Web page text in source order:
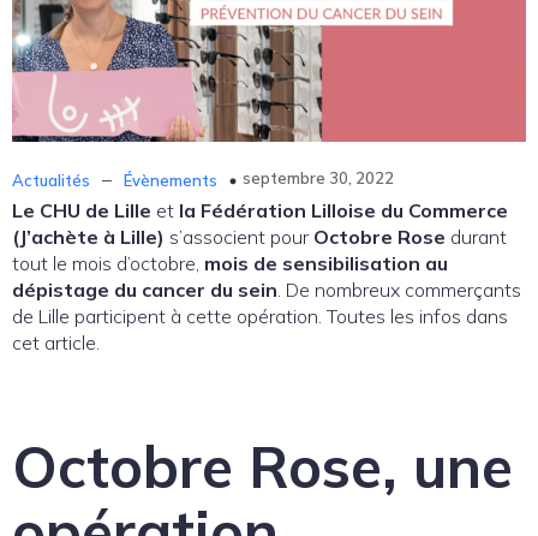
Actualités – Évènements septembre 30, 2022
Le CHU de Lille et la Fédération Lilloise du Commerce
(J’achète à Lille) s’associent pour Octobre Rose durant
tout le mois d’octobre, mois de sensibilisation au
dépistage du cancer du sein . De nombreux commerçants
de Lille participent à cette opération. Toutes les infos dans
cet article.
Octobre Rose, une